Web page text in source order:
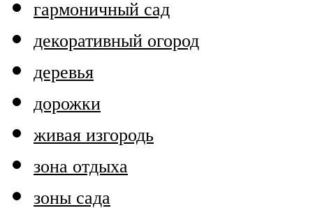
гармоничный сад
декоративный огород
деревья
дорожки
живая изгородь
зона отдыха
зоны сада